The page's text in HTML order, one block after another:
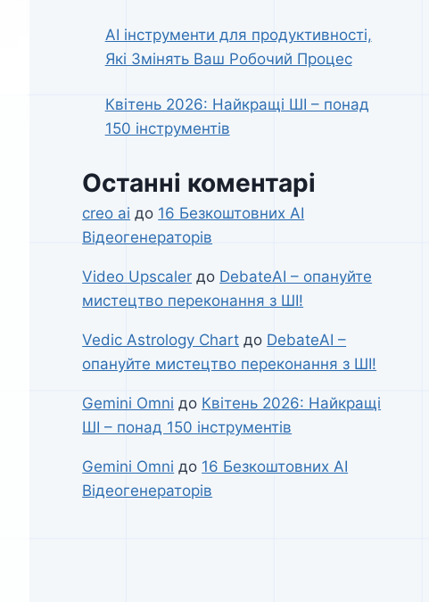
AI інструменти для продуктивності,
Які Змінять Ваш Робочий Процес
Квітень 2026: Найкращі ШІ – понад
150 інструментів
Останні коментарі
creo ai до 16 Безкоштовних AI
Відеогенераторів
Video Upscaler до DebateAI – опануйте
мистецтво переконання з ШІ!
Vedic Astrology Chart до DebateAI –
опануйте мистецтво переконання з ШІ!
Gemini Omni до Квітень 2026: Найкращі
ШІ – понад 150 інструментів
Gemini Omni до 16 Безкоштовних AI
Відеогенераторів